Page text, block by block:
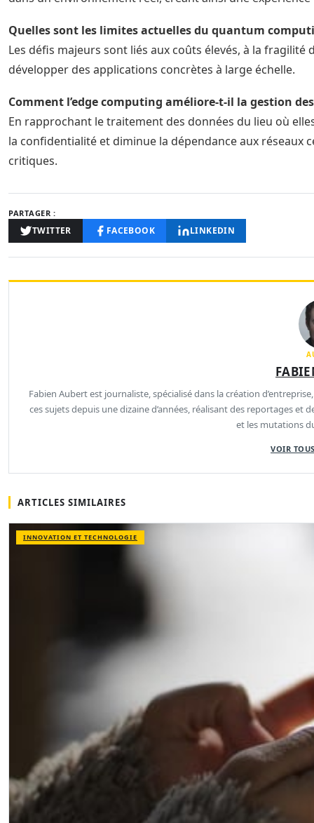
Quelles sont les limites actuelles du quantum
Les défis majeurs sont liés aux coûts élevés, à la
développer des applications concrètes à large échelle.
Comment l’edge computing améliore-t-il la gestion
En rapprochant le traitement des données du lieu où
la confidentialité et diminue la dépendance aux réseaux
critiques.
PARTAGER :
TWITTER FACEBOOK LINKEDIN
Fabien Aubert est journaliste, spécialisé dans la création
ces sujets depuis une dizaine d’années, réalisant des reportages et
et les mutations
VOIR
ARTICLES SIMILAIRES
INNOVATION ET TECHNOLOGIE